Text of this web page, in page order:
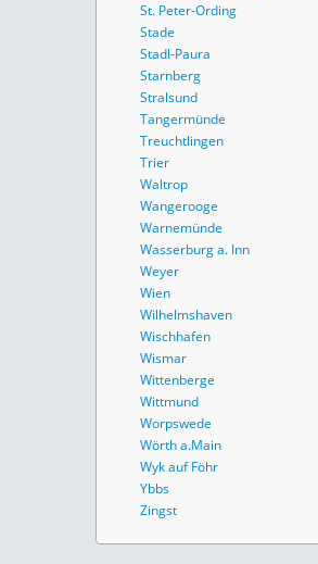
St. Peter-Ording
Stade
Stadl-Paura
Starnberg
Stralsund
Tangermünde
Treuchtlingen
Trier
Waltrop
Wangerooge
Warnemünde
Wasserburg a. Inn
Weyer
Wien
Wilhelmshaven
Wischhafen
Wismar
Wittenberge
Wittmund
Worpswede
Wörth a.Main
Wyk auf Föhr
Ybbs
Zingst